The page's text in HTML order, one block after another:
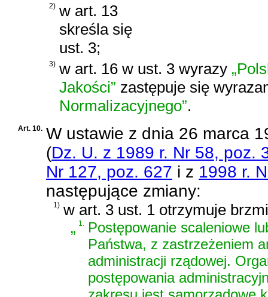
2) w art. 13
skreśla się
ust. 3;
3) w art. 16 w ust. 3 wyrazy
Jakości” zastępuje się
Normalizacyjnego”.
Art. 10. W ustawie z dnia 26 marca
(Dz. U. z 1989 r. Nr 58, poz.
Nr 127, poz. 627 i z 1998 r.
następujące zmiany:
1) w art. 3 ust. 1 otrzymuje
„1. Postępowanie scaleniowe
Państwa, z zastrzeżeniem
administracji rządowej.
postępowania